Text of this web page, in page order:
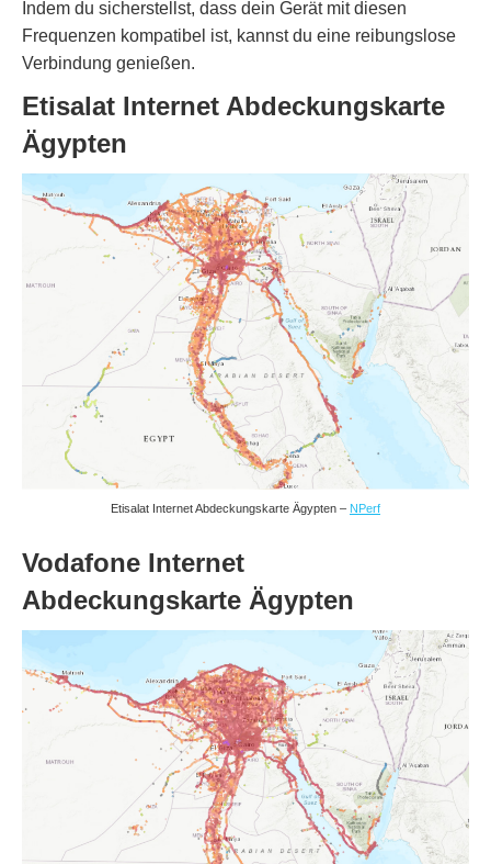
Indem du sicherstellst, dass dein Gerät mit diesen
Frequenzen kompatibel ist, kannst du eine reibungslose
Verbindung genießen.
Etisalat Internet Abdeckungskarte
Ägypten
Etisalat Internet Abdeckungskarte Ägypten – NPerf
Vodafone Internet
Abdeckungskarte Ägypten